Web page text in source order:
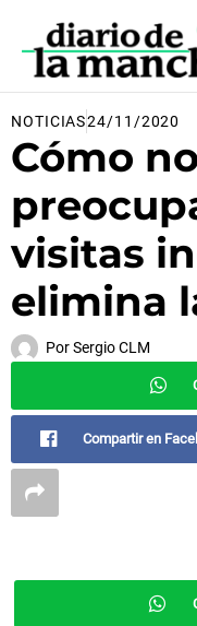
contenido
NOTICIAS24/11/2020
Cómo
visitas
elimina
PorSergio CLM
Compartir en